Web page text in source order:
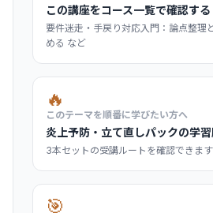
この講座をコース一覧で確認す
要件迷走・手戻り対応入門：論点整理
める など
🔥
このテーマを順番に学びたい方へ
炎上予防・立て直しパックの学
3本セットの受講ルートを確認できます
🎯